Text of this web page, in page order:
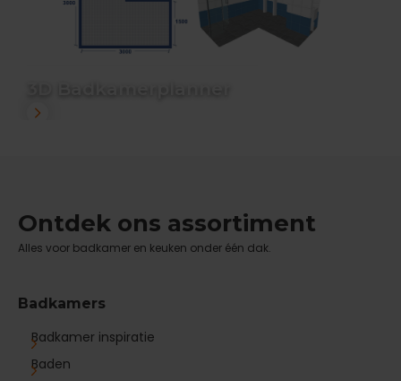
Ontdek ons assortiment
Alles voor badkamer en keuken onder één dak.
Badkamers
Badkamer inspiratie
Baden